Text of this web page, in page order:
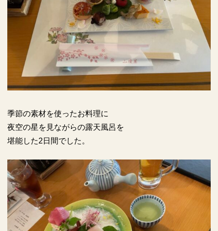
季節の素材を使ったお料理に
夜空の星を見ながらの露天風呂を
堪能した2日間でした。